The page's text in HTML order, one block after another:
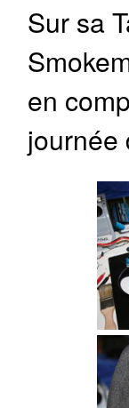
Sur sa
en
journée